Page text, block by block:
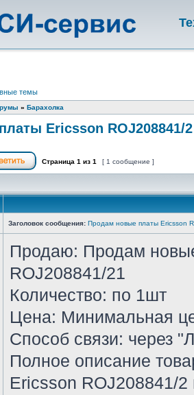
темы
» Барахолка
Ericsson ROJ208841/2
Страница 1 из 1 [ 1 сообщение ]
Заголовок сообщения: Продам новые платы Ericsson
Продаю: Продам
ROJ208841/21
Количество: по 1шт
Цена: Минимальная
Способ связи: через
Полное описание
Ericsson ROJ208841/